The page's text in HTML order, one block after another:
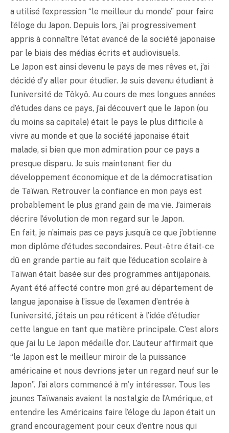
a utilisé l’expression “le meilleur du monde” pour faire
l’éloge du Japon. Depuis lors, j’ai progressivement
appris à connaître l’état avancé de la société japonaise
par le biais des médias écrits et audiovisuels.
Le Japon est ainsi devenu le pays de mes rêves et, j’ai
décidé d’y aller pour étudier. Je suis devenu étudiant à
l’université de Tôkyô. Au cours de mes longues années
d’études dans ce pays, j’ai découvert que le Japon (ou
du moins sa capitale) était le pays le plus difficile à
vivre au monde et que la société japonaise était
malade, si bien que mon admiration pour ce pays a
presque disparu. Je suis maintenant fier du
développement économique et de la démocratisation
de Taïwan. Retrouver la confiance en mon pays est
probablement le plus grand gain de ma vie. J’aimerais
décrire l’évolution de mon regard sur le Japon.
En fait, je n’aimais pas ce pays jusqu’à ce que j’obtienne
mon diplôme d’études secondaires. Peut-être était-ce
dû en grande partie au fait que l’éducation scolaire à
Taïwan était basée sur des programmes antijaponais.
Ayant été affecté contre mon gré au département de
langue japonaise à l’issue de l’examen d’entrée à
l’université, j’étais un peu réticent à l’idée d’étudier
cette langue en tant que matière principale. C’est alors
que j’ai lu Le Japon médaille d’or. L’auteur affirmait que
“le Japon est le meilleur miroir de la puissance
américaine et nous devrions jeter un regard neuf sur le
Japon”. J’ai alors commencé à m’y intéresser. Tous les
jeunes Taïwanais avaient la nostalgie de l’Amérique, et
entendre les Américains faire l’éloge du Japon était un
grand encouragement pour ceux d’entre nous qui